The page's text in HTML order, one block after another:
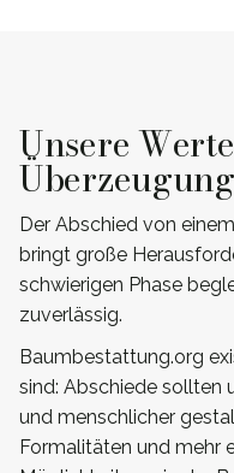
Unsere
Der Abschied von
bringt große
schwierigen Phase
zuverlässig.
Baumbestattung.org
sind: Abschiede sollten
und menschlicher
Formalitäten und mehr